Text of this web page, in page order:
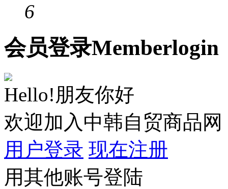
6
会员登录Memberlogin
Hello!朋友你好
欢迎加入中韩自贸商品网
用户登录 现在注册
用其他账号登陆